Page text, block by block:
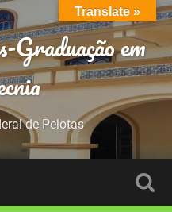
Graduação em
de Pelotas
Translate »